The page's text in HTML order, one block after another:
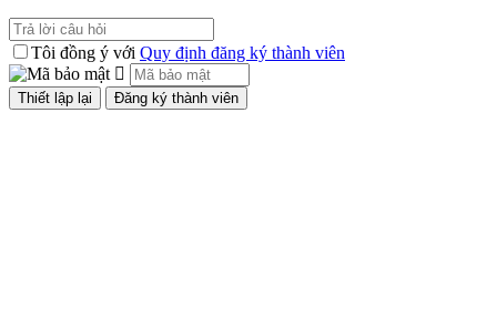
Tôi đồng ý với Quy định đăng ký thành viên